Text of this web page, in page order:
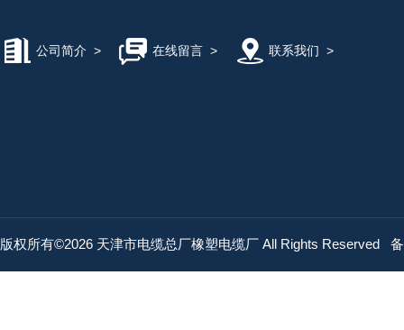
公司简介 > 在线留言> 联系我们 >
版权所有©2026 天津市电缆总厂橡塑电缆厂 All Rights Reserved